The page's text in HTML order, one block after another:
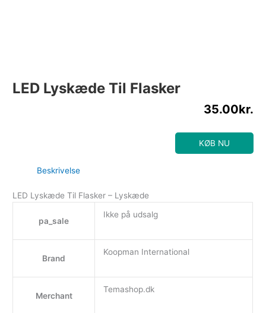
LED Lyskæde Til Flasker
35.00kr.
KØB NU
Beskrivelse
LED Lyskæde Til Flasker – Lyskæde
pa_sale
Ikke på udsalg
Brand
Koopman International
Merchant
Temashop.dk